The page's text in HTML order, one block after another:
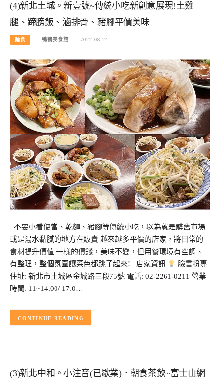
(4)新北土城。新壹號~傳統小吃新創意展現!土雞
腿、蹄膀飯、滷排骨、豬腳平價美味
麵食 鴨鴨美食館 2022-08-24
不要小看便當、乾麵、豬腳等傳統小吃，以為就是髒舊市場
或是湯水黏膩的地方在販賣 越來越多平價的店家，將日常的
食材提升價值 一樣的價錢，美味不變，但用餐環境有空調、
有整理，整個氛圍讓菜色都跳了起來! 店家資訊
臉書粉專
住址: 新北市土城區金城路三段75號 電話: 02-2261-0211 營業
時間: 11~14:00/ 17:0…
CONTINUE READING
(3)新北中和。小注音(已歇業)．朝食茶飲~富士山網